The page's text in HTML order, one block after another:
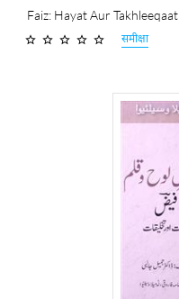
Faiz: Hayat Aur Takhleeqaat
समीक्षा